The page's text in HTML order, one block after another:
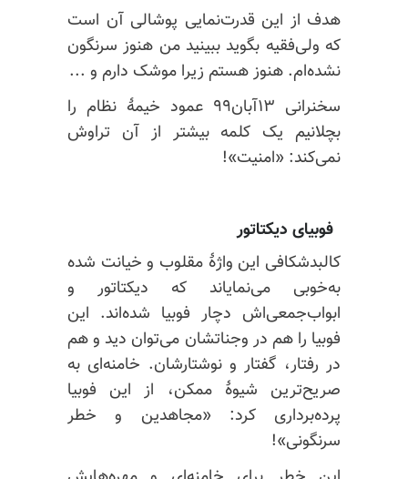
هدف از این قدرت‌نمایی پوشالی آن است
که ولی‌فقیه بگوید ببینید من هنوز سرنگون
نشده‌ام. هنوز هستم زیرا موشک دارم و ...
سخنرانی ۱۳آبان۹۹ عمود خیمهٔ نظام را
بچلانیم یک کلمه بیشتر از آن تراوش
نمی‌کند: «امنیت»!
فوبیای دیکتاتور
کالبدشکافی این واژهٔ مقلوب و خیانت شده
به‌خوبی می‌نمایاند که دیکتاتور و
ابواب‌جمعی‌اش دچار فوبیا شده‌اند. این
فوبیا را هم در وجناتشان می‌توان دید و هم
در رفتار، گفتار و نوشتارشان. خامنه‌ای به
صریح‌ترین شیوهٔ ممکن، از این فوبیا
پرده‌برداری کرد: «مجاهدین و خطر
سرنگونی»!